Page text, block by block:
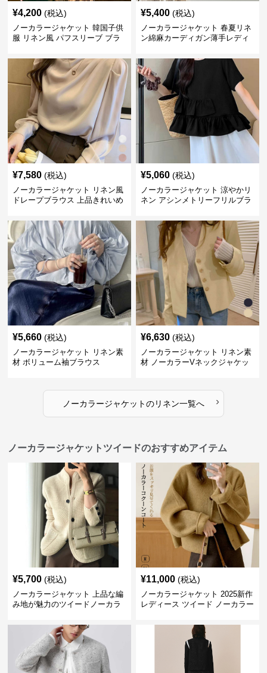
¥4,200 (税込)
ノーカラージャケット 韓国子供
服 リネン風 パフスリーブ ブラ
¥5,400 (税込)
ノーカラージャケット 春夏リネ
ン綿麻カーディガン薄手レディ
¥7,580 (税込)
ノーカラージャケット リネン風
ドレープブラウス 上品きれいめ
¥5,060 (税込)
ノーカラージャケット 涼やかリ
ネン アシンメトリーフリルブラ
¥5,660 (税込)
ノーカラージャケット リネン素
材 ボリューム袖ブラウス
¥6,630 (税込)
ノーカラージャケット リネン素
材 ノーカラーVネックジャケッ
ノーカラージャケットのリネン一覧へ ›
ノーカラージャケットツイードのおすすめアイテム
¥5,700 (税込)
ノーカラージャケット 上品な編
み地が魅力のツイードノーカラ
¥11,000 (税込)
ノーカラージャケット 2025新作
レディース ツイード ノーカラー